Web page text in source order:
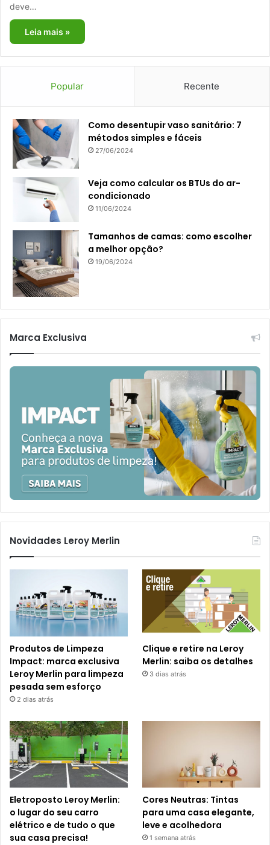
deve…
Leia mais »
Popular Recente
Como desentupir vaso sanitário: 7
métodos simples e fáceis
27/06/2024
Veja como calcular os BTUs do ar-
condicionado
11/06/2024
Tamanhos de camas: como escolher
a melhor opção?
19/06/2024
Marca Exclusiva
Novidades Leroy Merlin
Produtos de Limpeza
Impact: marca exclusiva
Leroy Merlin para limpeza
pesada sem esforço
2 dias atrás
Clique e retire na Leroy
Merlin: saiba os detalhes
3 dias atrás
Eletroposto Leroy Merlin:
o lugar do seu carro
elétrico e de tudo o que
sua casa precisa!
Cores Neutras: Tintas
para uma casa elegante,
leve e acolhedora
1 semana atrás